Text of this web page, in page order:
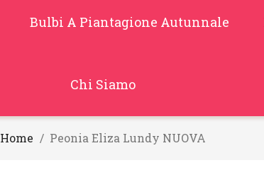
Bulbi A Piantagione Autunnale
Chi Siamo
Home Peonia Eliza Lundy NUOVA